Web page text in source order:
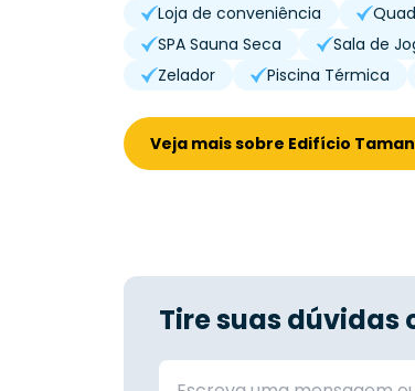
Loja de conveniência
SPA Sauna Seca
Sala de
Zelador
Piscina Térmica
Veja mais sobre Edifício
Tire suas dúvidas